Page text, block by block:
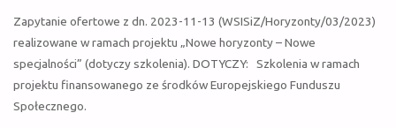
Zapytanie ofertowe z dn. 2023-11-13 (WSISiZ/Horyzonty/03/2023)
realizowane w ramach projektu „Nowe horyzonty – Nowe
specjalności” (dotyczy szkolenia). DOTYCZY: Szkolenia w ramach
projektu finansowanego ze środków Europejskiego Funduszu
Społecznego.